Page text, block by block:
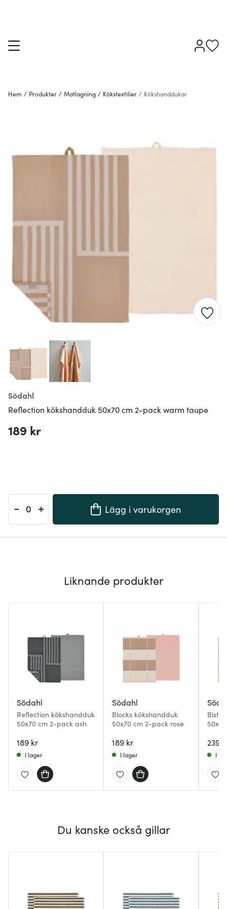
Hem / Produkter / Matlagning / Kökstextilier / Kökshanddukar
Södahl
Reflection kökshandduk 50x70 cm 2-pack warm taupe
189 kr
- + Lägg i varukorgen
Liknande produkter
Södahl
Reflection kökshandduk
50x70 cm 2-pack ash
189 kr
I lager
Södahl
Blocks kökshandduk
50x70 cm 2-pack rose
189 kr
I lager
239
I
Du kanske också gillar